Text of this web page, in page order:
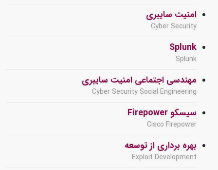
امنیت سایبری
Cyber Security
Splunk
Splunk
مهندسی اجتماعی امنیت سایبری
Cyber Security Social Engineering
سیسکو Firepower
Cisco Firepower
بهره برداری از توسعه
Exploit Development